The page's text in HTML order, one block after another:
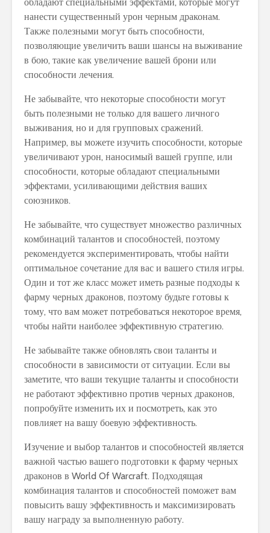
нанести существенный урон черным драконам.
Также полезными могут быть способности,
позволяющие увеличить ваши шансы на выживание
в бою, такие как увеличение вашей брони или
способности лечения.
Не забывайте, что некоторые способности могут
быть полезными не только для вашего личного
выживания, но и для групповых сражений.
Например, вы можете изучить способности, которые
увеличивают урон, наносимый вашей группе, или
способности, которые обладают специальными
эффектами, усиливающими действия ваших
союзников.
Не забывайте, что существует множество различных
комбинаций талантов и способностей, поэтому
рекомендуется экспериментировать, чтобы найти
оптимальное сочетание для вас и вашего стиля игры.
Один и тот же класс может иметь разные подходы к
фарму черных драконов, поэтому будьте готовы к
тому, что вам может потребоваться некоторое время,
чтобы найти наиболее эффективную стратегию.
Не забывайте также обновлять свои таланты и
способности в зависимости от ситуации. Если вы
заметите, что ваши текущие таланты и способности
не работают эффективно против черных драконов,
попробуйте изменить их и посмотреть, как это
повлияет на вашу боевую эффективность.
Изучение и выбор талантов и способностей является
важной частью вашего подготовки к фарму черных
драконов в World Of Warcraft. Подходящая
комбинация талантов и способностей поможет вам
повысить вашу эффективность и максимизировать
вашу награду за выполненную работу.